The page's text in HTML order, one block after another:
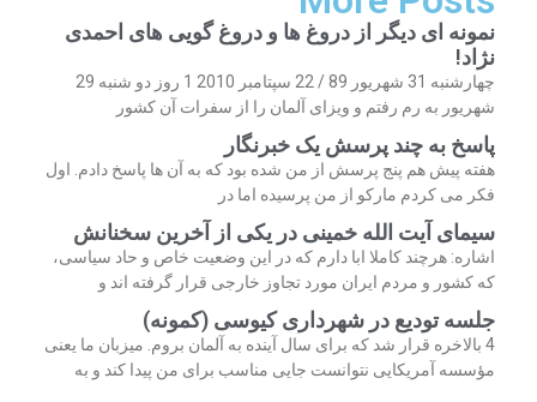
نمونه ای دیگر از دروغ ها و دروغ گویی های احمدی
نژاد!
چهارشنبه 31 شهریور 89 / 22 سپتامبر 2010 1 روز دو شنبه 29
شهریور به رم رفتم و ویزای آلمان را از سفرات آن کشور
پاسخ به چند پرسش یک خبرنگار
هفته پیش هم پنج پرسش از من شده بود که به آن ها پاسخ دادم. اول
فکر می کردم مارکو از من پرسیده اما در
سیمای آیت الله خمینی در یکی از آخرین سخنانش
اشاره: هرچند کاملا ابا دارم که در این وضعیت خاص و حاد سیاسی،
که کشور و مردم ایران مورد تجاوز خارجی قرار گرفته اند و
جلسه تودیع در شهرداری کیوسی (کمونه)
4 بالاخره قرار شد که برای سال آینده به آلمان بروم. میزبان ما یعنی
مؤسسه آمریکایی نتوانست جایی مناسب برای من پیدا کند و به